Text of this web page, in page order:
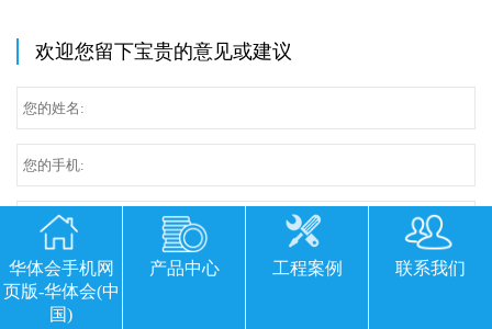
欢迎您留下宝贵的意见或建议
华体会手机网
页版-华体会(中
国)
产品中心 工程案例 联系我们